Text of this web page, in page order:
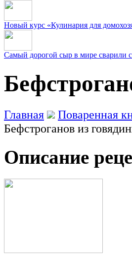
Новый курс «Кулинария для
Самый дорогой сыр в мире сварили
Главная Поваренная
Бефстроганов из
Описание